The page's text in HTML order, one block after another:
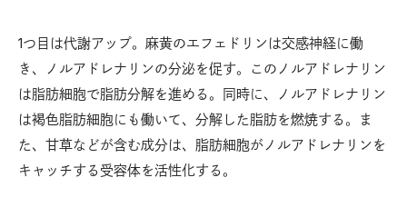
1つ目は代謝アップ。麻黄のエフェドリンは交感神経に働
き、ノルアドレナリンの分泌を促す。このノルアドレナリン
は脂肪細胞で脂肪分解を進める。同時に、ノルアドレナリン
は褐色脂肪細胞にも働いて、分解した脂肪を燃焼する。ま
た、甘草などが含む成分は、脂肪細胞がノルアドレナリンを
キャッチする受容体を活性化する。